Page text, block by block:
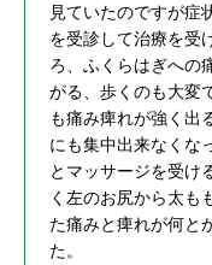
見ていたのですが症
を受診して治療を受
ろ、ふくらはぎへの
がる、歩くのも大変
も痛み痺れが強く出
にも集中出来なくな
とマッサージを受け
く左のお尻から太も
た痛みと痺れが何と
た。